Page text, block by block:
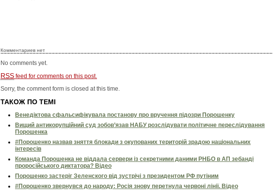
Комментариев нет
No comments yet.
RSS feed for comments on this post.
Sorry, the comment form is closed at this time.
ТАКОЖ ПО ТЕМІ
Венедіктова сфальсифікувала постанову про вручення підозри Порошенку
Вищий антикорупційний суд зобов’язав НАБУ розслідувати політичне переслідування
Порошенка
#Порошенко назвав зняття блокади з окупованих територій зрадою національних
інтересів
Команда Порошенка не віддала сервери із секретними даними РНБО в АП зебанді
проросійського диктатора? Відео
Порошенко застеріг Зеленского від зустрічі з президентом РФ путіним
#Порошенко звернувся до народу: Росія знову перетнула червоні лінії. Відео